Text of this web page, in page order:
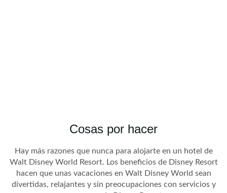
Cosas por hacer
Hay más razones que nunca para alojarte en un hotel de
Walt Disney World Resort. Los beneficios de Disney Resort
hacen que unas vacaciones en Walt Disney World sean
divertidas, relajantes y sin preocupaciones con servicios y